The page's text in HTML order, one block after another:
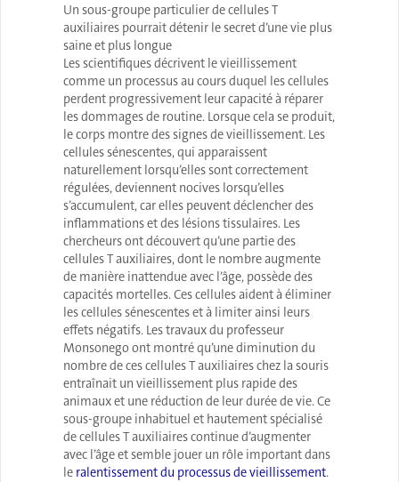
Un sous-groupe particulier de cellules T
auxiliaires pourrait détenir le secret d’une vie plus
saine et plus longue
Les scientifiques décrivent le vieillissement
comme un processus au cours duquel les cellules
perdent progressivement leur capacité à réparer
les dommages de routine. Lorsque cela se produit,
le corps montre des signes de vieillissement. Les
cellules sénescentes, qui apparaissent
naturellement lorsqu’elles sont correctement
régulées, deviennent nocives lorsqu’elles
s’accumulent, car elles peuvent déclencher des
inflammations et des lésions tissulaires. Les
chercheurs ont découvert qu’une partie des
cellules T auxiliaires, dont le nombre augmente
de manière inattendue avec l’âge, possède des
capacités mortelles. Ces cellules aident à éliminer
les cellules sénescentes et à limiter ainsi leurs
effets négatifs. Les travaux du professeur
Monsonego ont montré qu’une diminution du
nombre de ces cellules T auxiliaires chez la souris
entraînait un vieillissement plus rapide des
animaux et une réduction de leur durée de vie. Ce
sous-groupe inhabituel et hautement spécialisé
de cellules T auxiliaires continue d’augmenter
avec l’âge et semble jouer un rôle important dans
le ralentissement du processus de vieillissement.